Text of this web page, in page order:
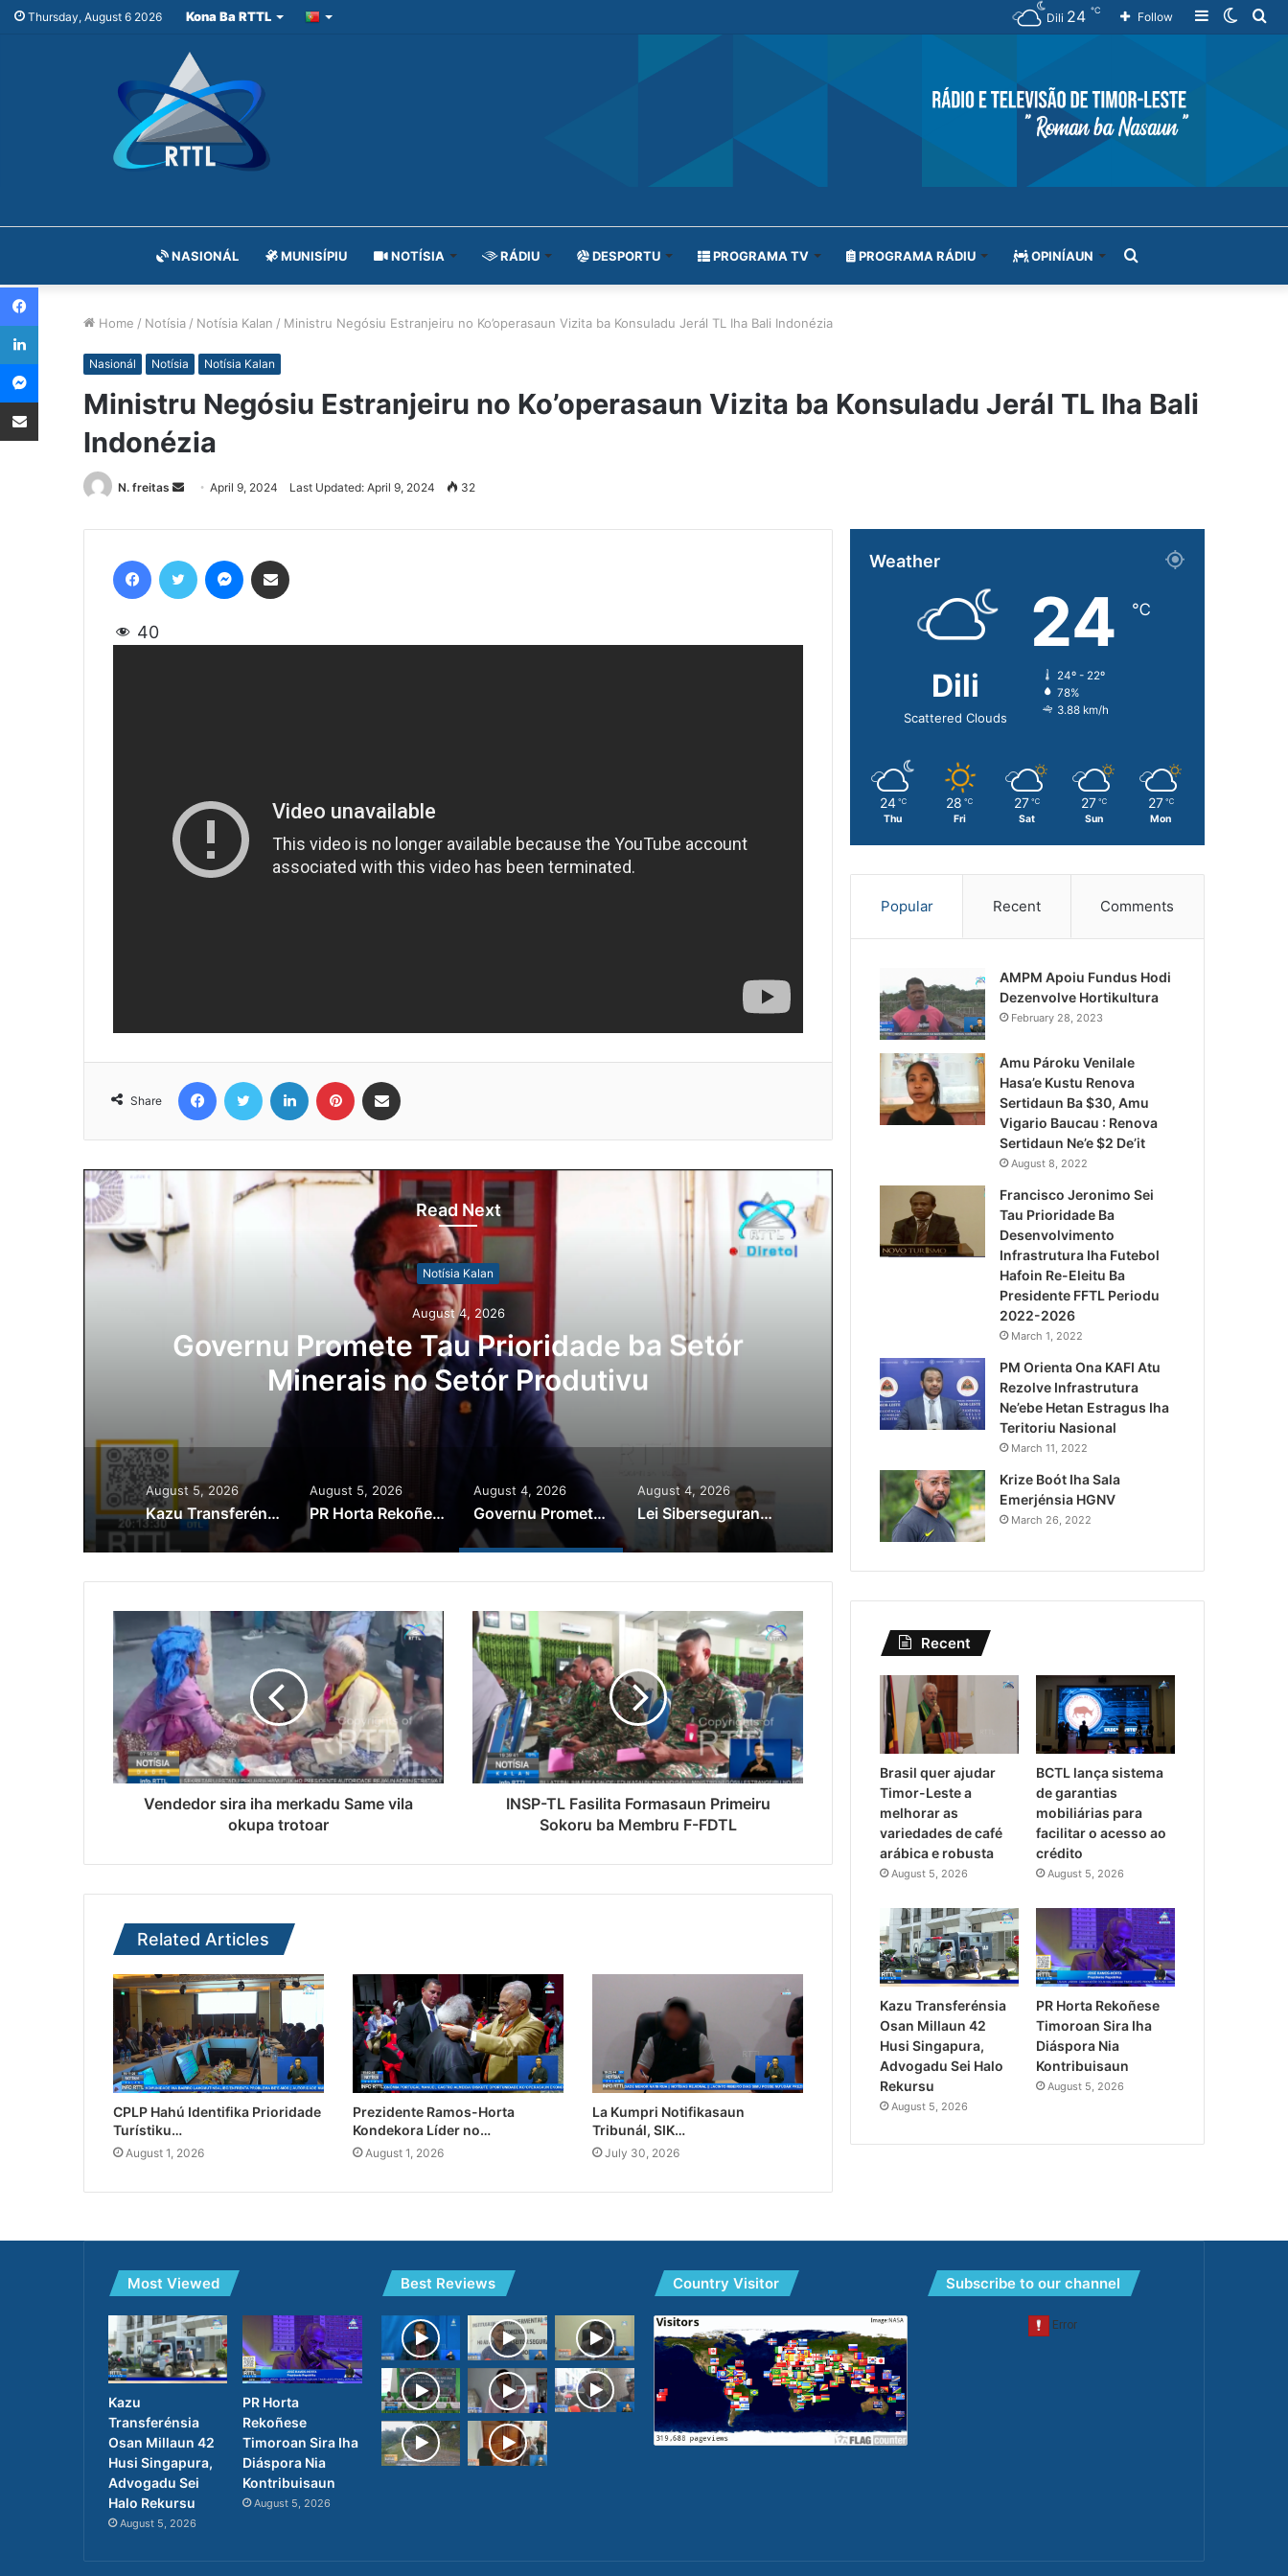
Thursday, August 6 2026 Kona Ba RTTL
Switch
Sidebar
Follow
Dili 24 ℃
NASIONÁL MUNISÍPIU NOTÍSIA RÁDIU DESPORTU PROGRAMA TV PROGRAMA RÁDIU OPINÍAUN
Home / Notísia / Notísia Kalan / Ministru Negósiu Estranjeiru no Ko’operasaun Vizita ba Konsuladu Jerál TL Iha Bali Indonézia
Nasionál Notísia Notísia Kalan
Ministru Negósiu Estranjeiru no Ko’operasaun Vizita ba Konsuladu Jerál TL Iha Bali
Indonézia
N. freitas
Send
email
April 9, 2024 Last Updated: April 9, 2024 32
40
Share
Read Next
Notísia Kalan
August 4, 2026
Governu Promete Tau Prioridade ba Setór
Minerais no Setór Produtivu
Lei Siberseguransa Ajuda
Kaptura Autór Kriminozu
Estranjeiru
August 5, 2026
Kazu Transferénsia Osan Millaun 42 Husi Singapura, Advogadu Sei Halo Rekursu
August 5, 2026
PR Horta Rekoñese Timoroan Sira Iha Diáspora Nia Kontribuisaun
August 4, 2026
Governu Promete Tau Prioridade ba Setór Minerais no Setór Produtivu
August 4, 2026
Lei Siberseguransa Ajuda Autoridade Polisiál Kaptura Autór Kriminozu ho Paradeiru Iha Estranjeiru
Vendedor sira iha merkadu Same vila
okupa trotoar
INSP-TL Fasilita Formasaun Primeiru
Sokoru ba Membru F-FDTL
Related Articles
CPLP Hahú Identifika Prioridade
Turístiku…
August 1, 2026
Prezidente Ramos-Horta
Kondekora Líder no…
August 1, 2026
La Kumpri Notifikasaun
Tribunál, SIK…
July 30, 2026
Weather
Dili
Scattered Clouds
24 ℃
24º - 22º
78%
3.88 km/h
24 ℃
Thu
28 ℃
Fri
27 ℃
Sat
27 ℃
Sun
27 ℃
Mon
Popular Recent Comments
AMPM Apoiu Fundus Hodi
Dezenvolve Hortikultura
February 28, 2023
Amu Pároku Venilale
Hasa’e Kustu Renova
Sertidaun Ba $30, Amu
Vigario Baucau : Renova
Sertidaun Ne’e $2 De’it
August 8, 2022
Francisco Jeronimo Sei
Tau Prioridade Ba
Desenvolvimento
Infrastrutura Iha Futebol
Hafoin Re-Eleitu Ba
Presidente FFTL Periodu
2022-2026
March 1, 2022
PM Orienta Ona KAFI Atu
Rezolve Infrastrutura
Ne’ebe Hetan Estragus Iha
Teritoriu Nasional
March 11, 2022
Krize Boót Iha Sala
Emerjénsia HGNV
March 26, 2022
Recent
Brasil quer ajudar
Timor-Leste a
melhorar as
variedades de café
arábica e robusta
August 5, 2026
BCTL lança sistema
de garantias
mobiliárias para
facilitar o acesso ao
crédito
August 5, 2026
Kazu Transferénsia
Osan Millaun 42
Husi Singapura,
Advogadu Sei Halo
Rekursu
August 5, 2026
PR Horta Rekoñese
Timoroan Sira Iha
Diáspora Nia
Kontribuisaun
August 5, 2026
Most Viewed
Kazu
Transferénsia
Osan Millaun 42
Husi Singapura,
Advogadu Sei
Halo Rekursu
August 5, 2026
PR Horta
Rekoñese
Timoroan Sira Iha
Diáspora Nia
Kontribuisaun
August 5, 2026
Best Reviews Country Visitor Subscribe to our channel
Facebook
LinkedIn
Messenger